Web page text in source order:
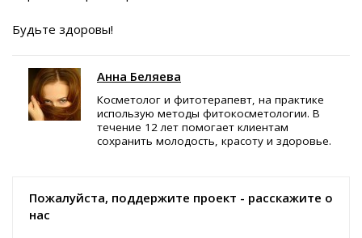
Будьте здоровы!
Анна Беляева
Косметолог и фитотерапевт, на практике
использую методы фитокосметологии. В
течение 12 лет помогает клиентам
сохранить молодость, красоту и здоровье.
Пожалуйста, поддержите проект - расскажите о
нас